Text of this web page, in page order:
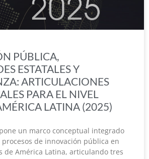
PÚBLICA,
ESTATALES Y
ARTICULACIONES
PARA EL NIVEL
LATINA (2025)
un marco conceptual integrado
de innovación pública en
de América Latina, articulando tres